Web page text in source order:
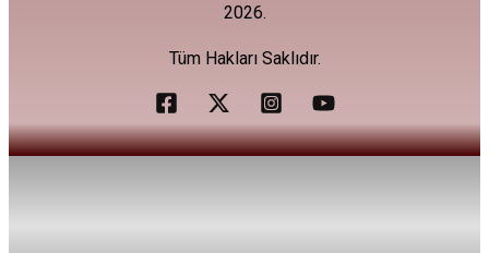
2026.
Tüm Hakları Saklıdır.